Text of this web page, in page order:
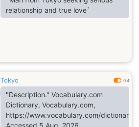
relationship and true love`
Tokyo 0.4
"Description." Vocabulary.com
Dictionary, Vocabulary.com,
https://www.vocabulary.com/dictionary/
Accessed 5 Aug. 2026.